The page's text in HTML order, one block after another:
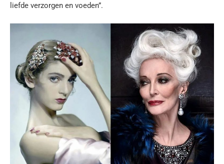
liefde verzorgen en voeden”.